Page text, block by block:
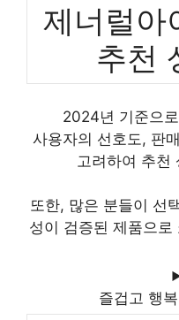
제너럴아
추천
2024년 기준으
사용자의 선호도, 판
고려하여 추천
또한, 많은 분들이 선
성이 검증된 제품으로
즐겁고 행